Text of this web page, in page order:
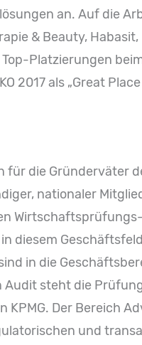
an. Auf die
& Beauty,
Platzierungen
2017 als „Great
für die Gründerväter
nationaler
diesem
in die
steht die
KPMG. Der Bereich
und